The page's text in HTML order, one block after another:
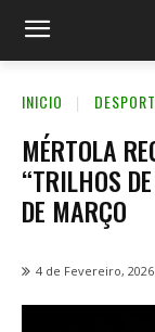
INICIO
MÉRTOLA
“TRILHOS
DE MARÇO
4 de Fevereiro, 2026